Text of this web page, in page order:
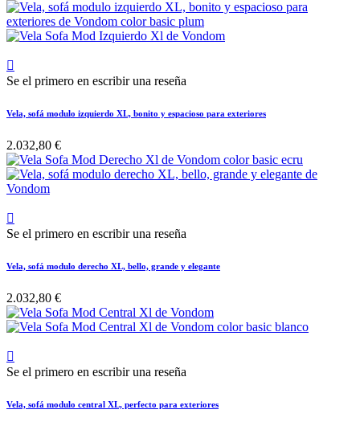

Se el primero en escribir una reseña
Vela, sofá modulo izquierdo XL, bonito y espacioso para exteriores
2.032,80 €

Se el primero en escribir una reseña
Vela, sofá modulo derecho XL, bello, grande y elegante
2.032,80 €

Se el primero en escribir una reseña
Vela, sofá modulo central XL, perfecto para exteriores